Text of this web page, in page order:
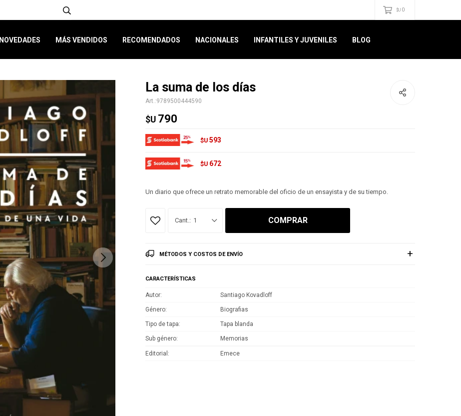
NOVEDADES MÁS VENDIDOS RECOMENDADOS NACIONALES INFANTILES Y JUVENILES BLOG
$U 0
La suma de los días
9789500444590
$U 790
$U 593
$U 672
Un diario que ofrece un retrato memorable del oficio de un ensayista y de su tiempo.
1 COMPRAR
MÉTODOS Y COSTOS DE ENVÍO
CARACTERÍSTICAS
Autor Santiago Kovadloff
Género Biografias
Tipo de tapa Tapa blanda
Sub género Memorias
Editorial Emece